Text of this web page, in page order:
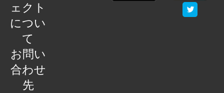
ェクト
につい
て
お問い
合わせ
先